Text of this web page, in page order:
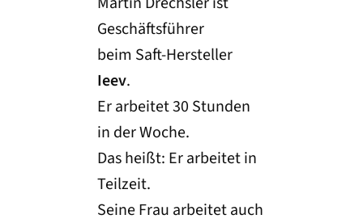
Geschäftsführer
beim Saft-Hersteller
Ieev.
Er arbeitet 30 Stunden
in der Woche.
Das heißt: Er arbeitet in
Teilzeit.
Seine Frau arbeitet auch